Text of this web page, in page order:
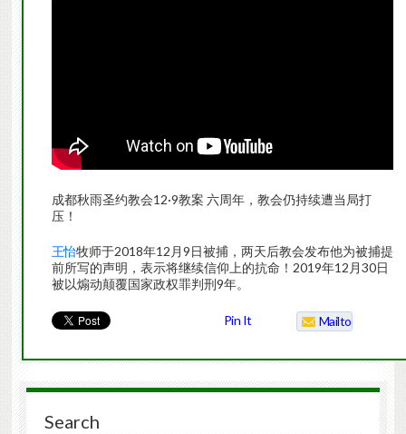
成都秋雨圣约教会12·9教案 六周年，教会仍持续遭当局打
压！
王怡牧师于2018年12月9日被捕，两天后教会发布他为被捕提
前所写的声明，表示将继续信仰上的抗命！2019年12月30日
被以煽动颠覆国家政权罪判刑9年。
Pin It Mailto
Search